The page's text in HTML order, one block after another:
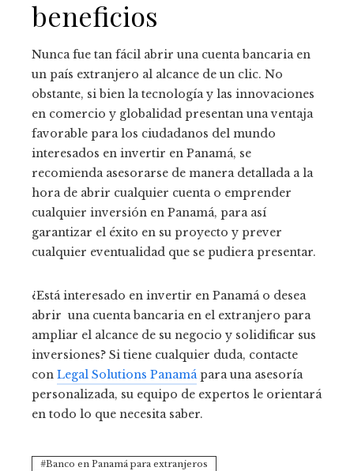
beneficios
Nunca fue tan fácil abrir una cuenta bancaria en
un país extranjero al alcance de un clic. No
obstante, si bien la tecnología y las innovaciones
en comercio y globalidad presentan una ventaja
favorable para los ciudadanos del mundo
interesados en invertir en Panamá, se
recomienda asesorarse de manera detallada a la
hora de abrir cualquier cuenta o emprender
cualquier inversión en Panamá, para así
garantizar el éxito en su proyecto y prever
cualquier eventualidad que se pudiera presentar.
¿Está interesado en invertir en Panamá o desea
abrir una cuenta bancaria en el extranjero para
ampliar el alcance de su negocio y solidificar sus
inversiones? Si tiene cualquier duda, contacte
con Legal Solutions Panamápara una asesoría
personalizada, su equipo de expertos le orientará
en todo lo que necesita saber.
Banco en Panamá para extranjeros